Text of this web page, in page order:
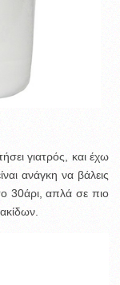
γιατρός, και έχω
ανάγκη να βάλεις
30άρι, απλά σε πιο